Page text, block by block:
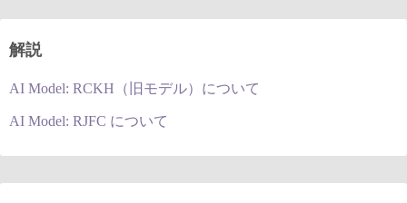
解説
AI Model: RCKH（旧モデル）について
AI Model: RJFC について